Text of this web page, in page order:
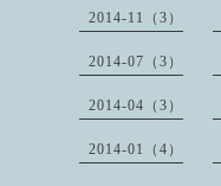
2014-11（3）
2014-07（3）
2014-04（3）
2014-01（4）